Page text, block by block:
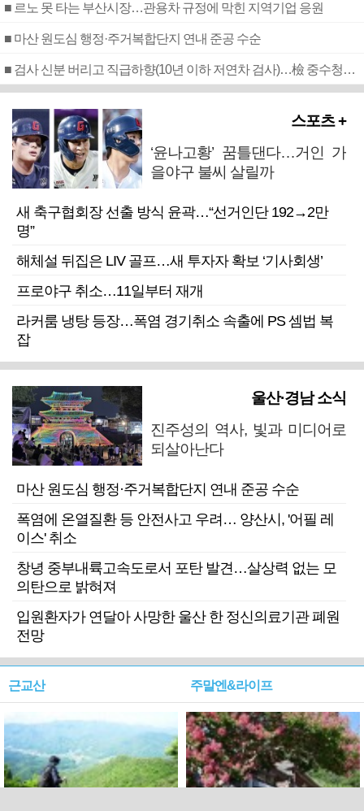
■ 르노 못 타는 부산시장…관용차 규정에 막힌 지역기업 응원
■ 마산 원도심 행정·주거복합단지 연내 준공 수순
■ 검사 신분 버리고 직급하향(10년 이하 저연차 검사)…檢 중수청행 기피
스포츠 +
‘윤나고황’ 꿈틀댄다…거인 가
을야구 불씨 살릴까
새 축구협회장 선출 방식 윤곽…“선거인단 192→2만
명”
해체설 뒤집은 LIV 골프…새 투자자 확보 ‘기사회생’
프로야구 취소…11일부터 재개
라커룸 냉탕 등장…폭염 경기취소 속출에 PS 셈법 복
잡
울산·경남 소식
진주성의 역사, 빛과 미디어로
되살아난다
마산 원도심 행정·주거복합단지 연내 준공 수순
폭염에 온열질환 등 안전사고 우려… 양산시, '어필 레
이스' 취소
창녕 중부내륙고속도로서 포탄 발견…살상력 없는 모
의탄으로 밝혀져
입원환자가 연달아 사망한 울산 한 정신의료기관 폐원
전망
근교산 주말엔&라이프